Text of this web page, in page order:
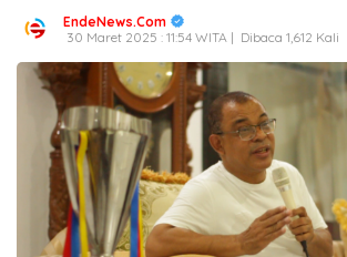
EndeNews.Com
30 Maret 2025 : 11:54 WITA | Dibaca 1,612 Kali